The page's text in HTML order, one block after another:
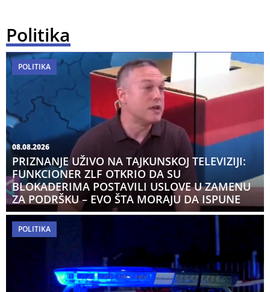
Politika
POLITIKA
08.08.2026
PRIZNANJE UŽIVO NA TAJKUNSKOJ TELEVIZIJI:
FUNKCIONER ZLF OTKRIO DA SU
BLOKADERIMA POSTAVILI USLOVE U ZAMENU
ZA PODRŠKU – EVO ŠTA MORAJU DA ISPUNE
POLITIKA